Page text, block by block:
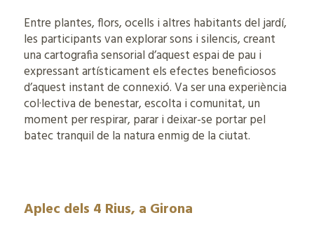
Entre plantes, flors, ocells i altres habitants del jardí,
les participants van explorar sons i silencis, creant
una cartografia sensorial d’aquest espai de pau i
expressant artísticament els efectes beneficiosos
d’aquest instant de connexió. Va ser una experiència
col·lectiva de benestar, escolta i comunitat, un
moment per respirar, parar i deixar-se portar pel
batec tranquil de la natura enmig de la ciutat.
Aplec dels 4 Rius, a Girona